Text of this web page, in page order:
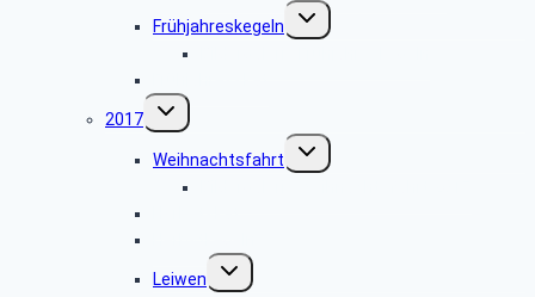
Frühjahreskegeln
Untermenü
umschalten
2017
Untermenü
umschalten
Weihnachtsfahrt
Untermenü
umschalten
Leiwen
Untermenü
umschalten